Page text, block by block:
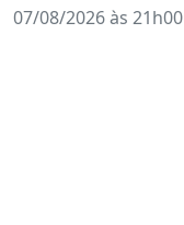
07/08/2026 às 21h00